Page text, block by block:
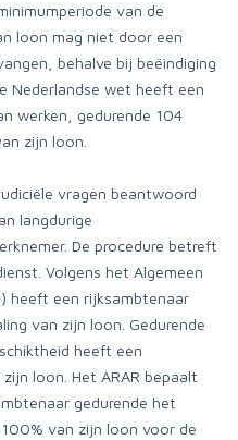
van de
loon mag niet door een
behalve bij beëindiging
Nederlandse wet heeft een
werken, gedurende 104
zijn loon.
vragen beantwoord
langdurige
De procedure betreft
Volgens het Algemeen
heeft een rijksambtenaar
van zijn loon. Gedurende
heeft een
loon. Het ARAR bepaalt
gedurende het
van zijn loon voor de